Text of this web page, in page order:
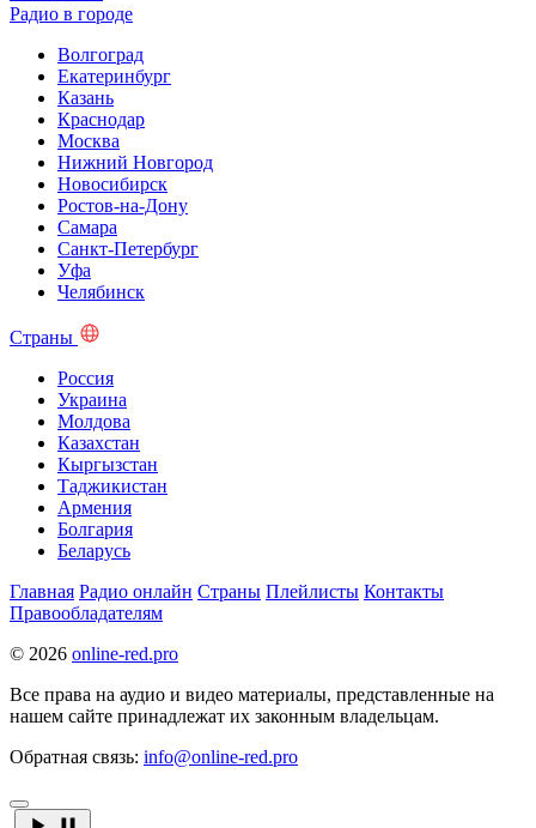
Радио в городе
Волгоград
Екатеринбург
Казань
Краснодар
Москва
Нижний Новгород
Новосибирск
Ростов-на-Дону
Самара
Санкт-Петербург
Уфа
Челябинск
Страны
Россия
Украина
Молдова
Казахстан
Кыргызстан
Таджикистан
Армения
Болгария
Беларусь
Главная Радио онлайн Страны Плейлисты Контакты
Правообладателям
© 2026 online-red.pro
Все права на аудио и видео материалы, представленные на
нашем сайте принадлежат их законным владельцам.
Обратная связь: info@online-red.pro